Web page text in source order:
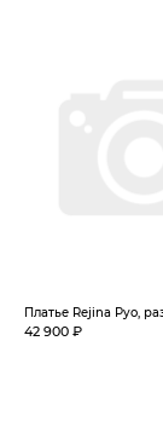
Платье Rejina Pyo,
42 900 ₽